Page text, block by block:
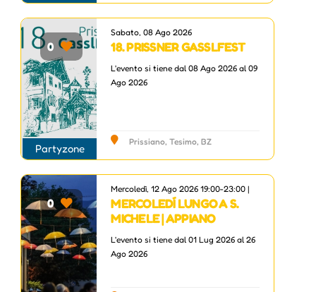
0
Partyzone
Sabato, 08 Ago 2026
18. PRISSNER GASSLFEST
L'evento si tiene dal 08 Ago 2026 al 09
Ago 2026
Prissiano, Tesimo, BZ
0
Mercoledì, 12 Ago 2026 19:00-23:00 |
MERCOLEDÍ LUNGO A S.
MICHELE | APPIANO
L'evento si tiene dal 01 Lug 2026 al 26
Ago 2026